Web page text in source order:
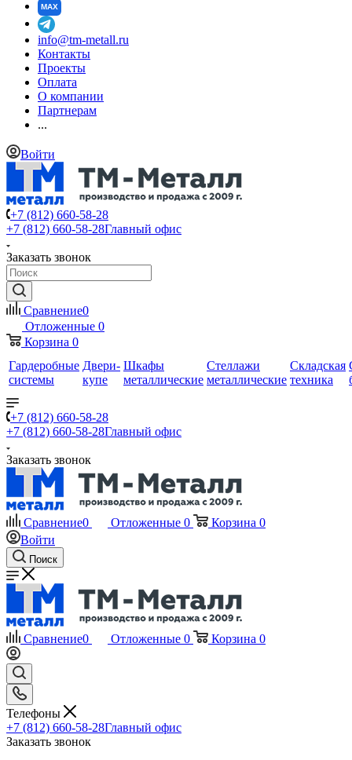
MAX
info@tm-metall.ru
Контакты
Проекты
Оплата
О компании
Партнерам
...
Войти
+7 (812) 660-58-28
+7 (812) 660-58-28Главный офис
Заказать звонок
Сравнение0
Отложенные 0
Корзина 0
Гардеробные
системы
Двери-
купе
Шкафы
металлические
Стеллажи
металлические
Складская
техника
+7 (812) 660-58-28
+7 (812) 660-58-28Главный офис
Заказать звонок
Сравнение0 Отложенные 0 Корзина 0
Войти
Поиск
Сравнение0 Отложенные 0 Корзина 0
Телефоны
+7 (812) 660-58-28Главный офис
Заказать звонок